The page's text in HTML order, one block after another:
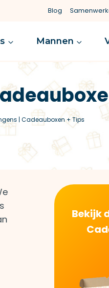
Blog
Mannen
| Cadeauboxen + Tips
Bekijk